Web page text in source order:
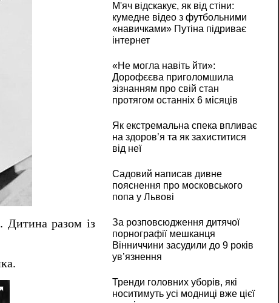
Дитина разом із
М'яч відскакує, як від стіни:
кумедне відео з футбольними
«навичками» Путіна підриває
інтернет
«Не могла навіть йти»:
Дорофєєва приголомшила
зізнанням про свій стан
протягом останніх 6 місяців
Як екстремальна спека впливає
на здоров’я та як захиститися
від неї
Садовий написав дивне
пояснення про московського
попа у Львові
За розповсюдження дитячої
порнографії мешканця
Вінниччини засудили до 9 років
ув’язнення
Тренди головних уборів, які
носитимуть усі модниці вже цієї